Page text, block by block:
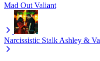
Mad Out Valiant
Narcissistic Stalk Ashley &